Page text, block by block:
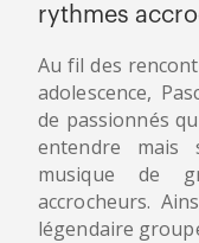
rythmes
Au fil des
adolescence,
de passionnés
entendre
musique de
accrocheurs.
légendaire